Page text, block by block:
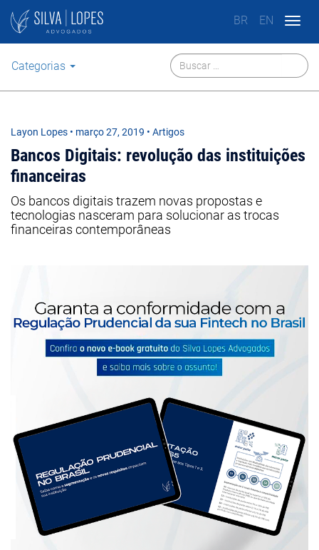
BR EN
Categorias
Layon Lopes • março 27, 2019 • Artigos
Bancos Digitais: revolução das instituições
financeiras
Os bancos digitais trazem novas propostas e
tecnologias nasceram para solucionar as trocas
financeiras contemporâneas